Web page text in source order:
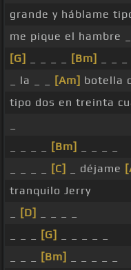
grande y háblame
me pique el hambre _
[G]
[Bm]
_ la _ _
[Am] botella
tipo dos en treinta
[Bm]
[C] _ déjame
tranquilo Jerry
[D]
[G]
[Bm]